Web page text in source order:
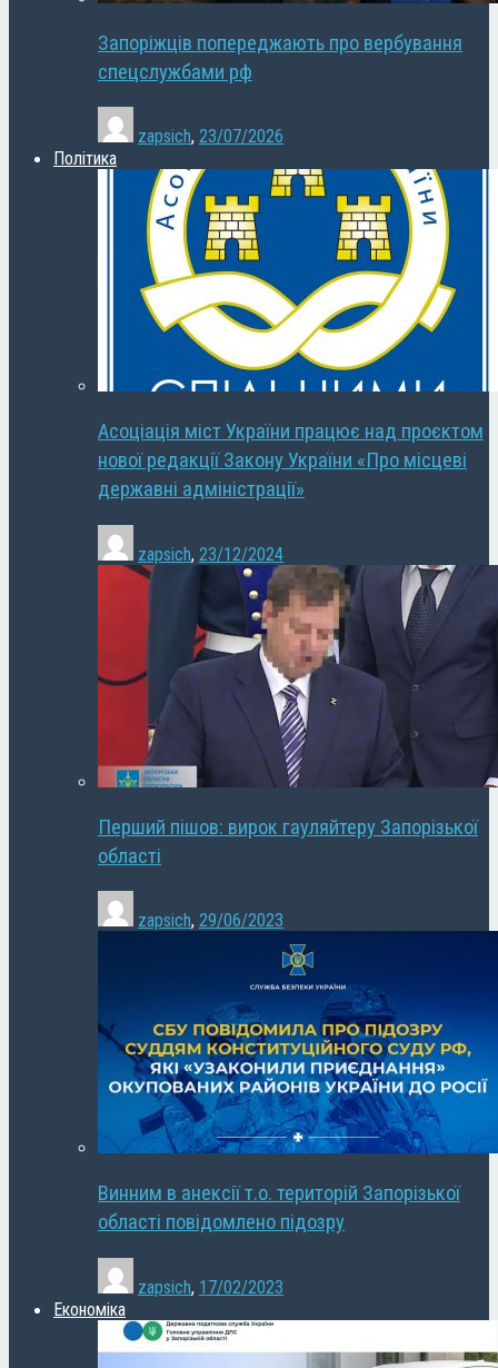
Запоріжців попереджають про вербування
спецслужбами рф
zapsich, 23/07/2026
Політика
Асоціація міст України працює над проєктом
нової редакції Закону України «Про місцеві
державні адміністрації»
zapsich, 23/12/2024
Перший пішов: вирок гауляйтеру Запорізької
області
zapsich, 29/06/2023
Винним в анексії т.о. територій Запорізької
області повідомлено підозру
zapsich, 17/02/2023
Економіка